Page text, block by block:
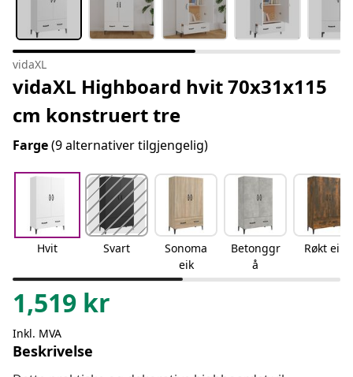
vidaXL
vidaXL Highboard hvit 70x31x115
cm konstruert tre
Farge(9 alternativer tilgjengelig)
Hvit Svart
Sonoma
eik
Betonggr
å
Røkt eik
1,519 kr
Inkl. MVA
Beskrivelse